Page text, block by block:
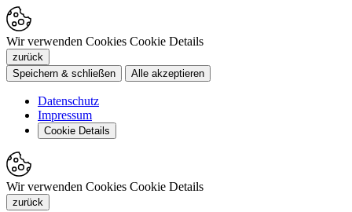
Wir verwenden Cookies Cookie Details
zurück
Speichern & schließen
Alle akzeptieren
Datenschutz
Impressum
Cookie Details
Wir verwenden Cookies Cookie Details
zurück